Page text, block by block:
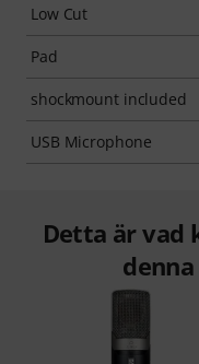
Low Cut
Pad
shockmount included
USB Microphone
Detta är vad